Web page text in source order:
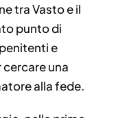
tra Vasto e il
punto di
e
cercare una
alla fede.